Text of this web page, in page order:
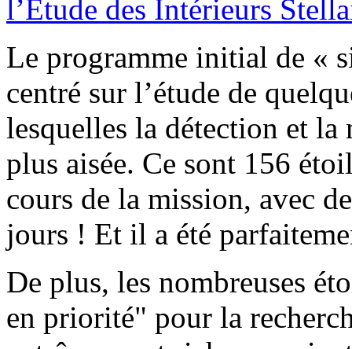
l’Étude des Intérieurs
Le programme initial de «
centré sur l’étude de
lesquelles la détection et la
plus aisée. Ce sont 156
cours de la mission, avec
jours ! Et il a été
De plus, les nombreuses
en priorité" pour la